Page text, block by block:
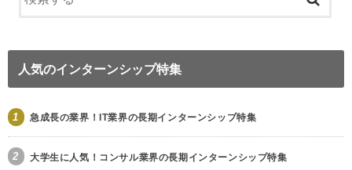
人気のインターンシップ特集
1 急成長の業界！IT業界の長期インターンシップ特集
2 大学生に人気！コンサル業界の長期インターンシップ特集